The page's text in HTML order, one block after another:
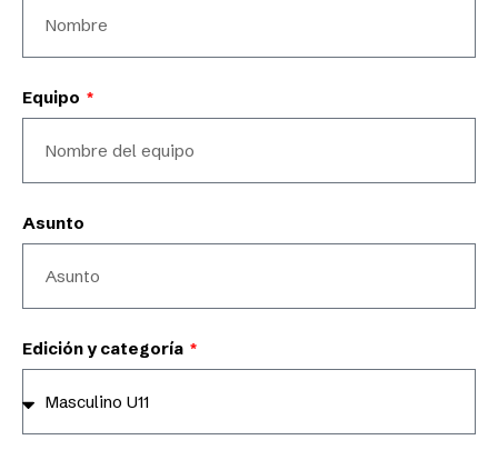
Equipo
Asunto
Edición y categoría